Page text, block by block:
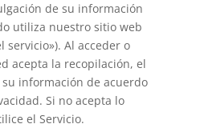
de su información
utiliza nuestro sitio web
servicio»). Al acceder o
acepta la recopilación, el
información de acuerdo
Si no acepta lo
el Servicio.